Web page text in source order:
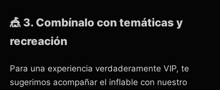
🎪 3. Combínalo con temáticas y
recreación
Para una experiencia verdaderamente VIP, te
sugerimos acompañar el inflable con nuestro